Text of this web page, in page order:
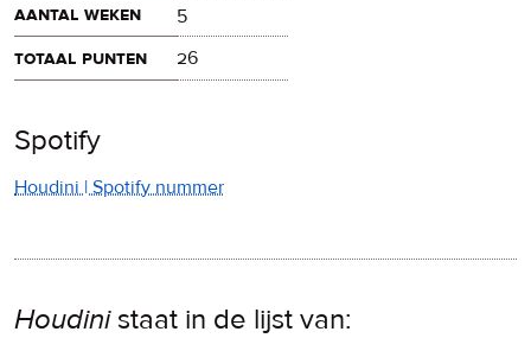
aantal weken
5
totaal punten
26
Spotify
Houdini | Spotify nummer
Houdinistaat in de lijst van: